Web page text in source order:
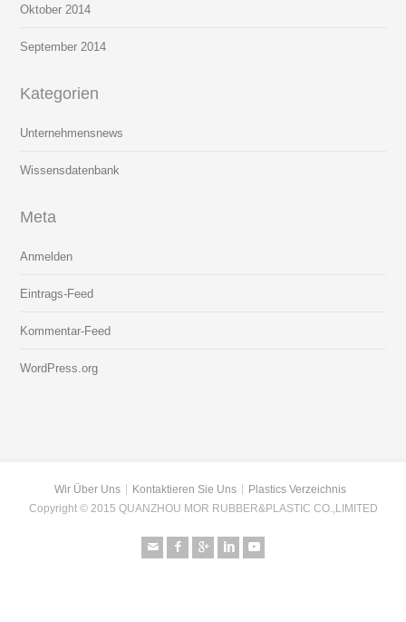
Oktober 2014
September 2014
Kategorien
Unternehmensnews
Wissensdatenbank
Meta
Anmelden
Eintrags-Feed
Kommentar-Feed
WordPress.org
Wir Über Uns Kontaktieren Sie Uns
Plastics Verzeichnis
Copyright © 2015 QUANZHOU MOR RUBBER&PLASTIC CO.,LIMITED